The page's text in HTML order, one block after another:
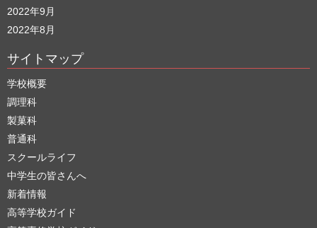
2022年9月
2022年8月
サイトマップ
学校概要
調理科
製菓科
普通科
スクールライフ
中学生の皆さんへ
新着情報
高等学校ガイド